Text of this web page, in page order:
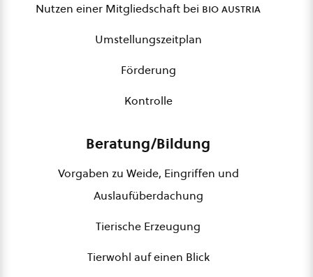
Nutzen einer Mitgliedschaft bei bio austria
Umstellungszeitplan
Förderung
Kontrolle
Beratung/Bildung
Vorgaben zu Weide, Eingriffen und
Auslaufüberdachung
Tierische Erzeugung
Tierwohl auf einen Blick